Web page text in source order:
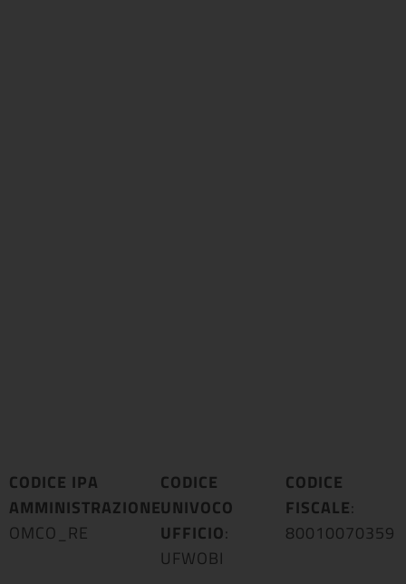
CODICE IPA
AMMINISTRAZIONE:
OMCO_RE
CODICE
UNIVOCO
UFFICIO:
UFWOBI
CODICE
FISCALE:
80010070359